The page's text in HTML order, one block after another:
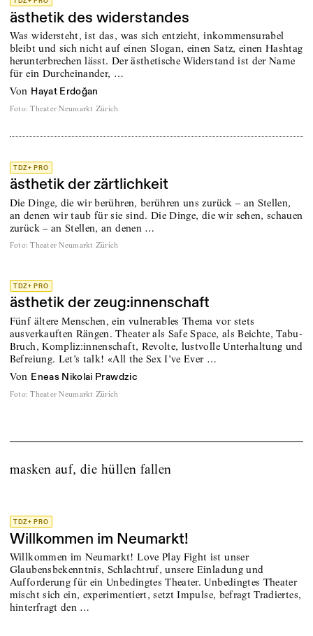
ästhetik des widerstandes
Was widersteht, ist das, was sich entzieht, ­inkommensurabel
bleibt und sich nicht auf einen Slogan, einen Satz, einen Hashtag
herunterbrechen lässt. Der ästhetische Widerstand ist der Name
für ein Durcheinander, …
von Hayat Erdoğan
Foto: Theater Neumarkt Zürich
TDZ+ PRO
ästhetik der zärtlichkeit
Die Dinge, die wir berühren, berühren uns zurück – an Stellen,
an denen wir taub für sie sind. Die Dinge, die wir sehen, schauen
zurück – an Stellen, an denen …
Foto: Theater Neumarkt Zürich
TDZ+ PRO
ästhetik der zeug:innenschaft
Fünf ältere Menschen, ein vulnerables Thema vor stets
ausverkauften Rängen. Theater als Safe Space, als Beichte, Tabu-
Bruch, Kompliz:innenschaft, Revolte, lustvolle Unterhaltung und
­Befreiung. Let’s talk! «All the Sex I’ve Ever …
von Eneas Nikolai Prawdzic
Foto: Theater Neumarkt Zürich
masken auf, die hüllen fallen
TDZ+ PRO
Willkommen im Neumarkt!
Willkommen im Neumarkt! Love Play Fight ist unser
Glaubensbekenntnis, Schlachtruf, unsere Einladung und
Aufforderung für ein Unbedingtes Theater. Unbedingtes Theater
mischt sich ein, experimentiert, setzt Impulse, befragt Tradiertes,
hinterfragt den …